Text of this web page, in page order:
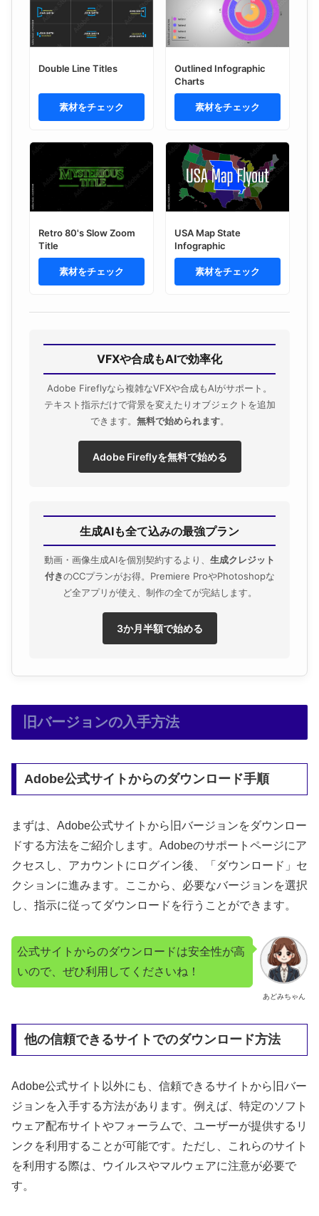
Double Line Titles
素材をチェック
Outlined Infographic
Charts
素材をチェック
Retro 80's Slow Zoom
Title
素材をチェック
USA Map State
Infographic
素材をチェック
VFXや合成もAIで効率化
Adobe Fireflyなら複雑なVFXや合成もAIがサポート。
テキスト指示だけで背景を変えたりオブジェクトを追加
できます。 無料で始められます。
Adobe Fireflyを無料で始める
生成AIも全て込みの最強プラン
動画・画像生成AIを個別契約するより、 生成クレジット
付きのCCプランがお得。Premiere ProやPhotoshopな
ど全アプリが使え、制作の全てが完結します。
3か月半額で始める
旧バージョンの入手方法
Adobe公式サイトからのダウンロード手順
まずは、Adobe公式サイトから旧バージョンをダウンロー
ドする方法をご紹介します。Adobeのサポートページにア
クセスし、アカウントにログイン後、「ダウンロード」セ
クションに進みます。ここから、必要なバージョンを選択
し、指示に従ってダウンロードを行うことができます。
あどみちゃん
公式サイトからのダウンロードは安全性が高
いので、ぜひ利用してくださいね！
他の信頼できるサイトでのダウンロード方法
Adobe公式サイト以外にも、信頼できるサイトから旧バー
ジョンを入手する方法があります。例えば、特定のソフト
ウェア配布サイトやフォーラムで、ユーザーが提供するリ
ンクを利用することが可能です。ただし、これらのサイト
を利用する際は、ウイルスやマルウェアに注意が必要で
す。